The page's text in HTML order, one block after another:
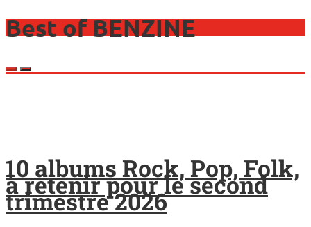
Best of BENZINE
10 albums Rock, Pop, Folk,
à retenir pour le second
trimestre 2026